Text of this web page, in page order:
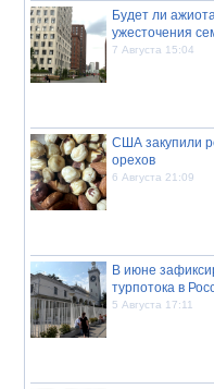
Будет ли
ужесточения
7 Августа 15:04
США закупили
орехов
6 Августа 21:09
В июне
турпотока в
5 Августа 17:11